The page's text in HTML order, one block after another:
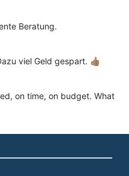
Beratung.
viel Geld gespart. 👍🏽
on time, on budget. What